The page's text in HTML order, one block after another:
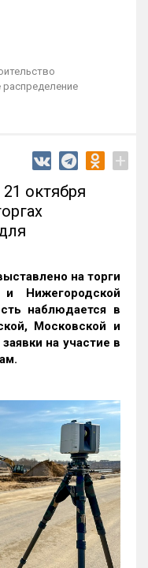
+
октября
на торги
Нижегородской
наблюдается в
Московской и
на участие в
.